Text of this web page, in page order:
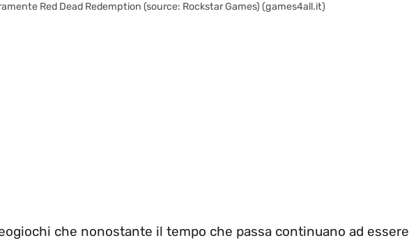
Red Dead Redemption (source: Rockstar Games) (games4all.it)
che nonostante il tempo che passa continuano ad essere